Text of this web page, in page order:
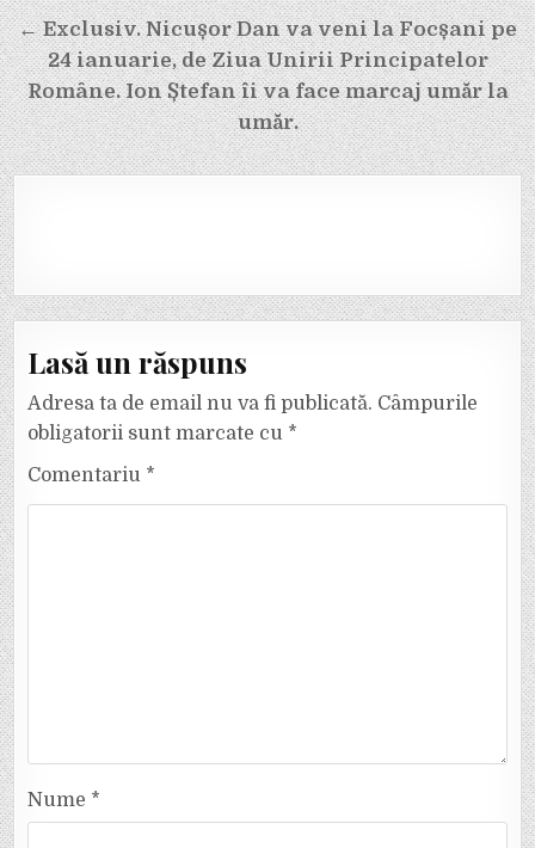
← Exclusiv. Nicușor Dan va veni la Focșani pe
24 ianuarie, de Ziua Unirii Principatelor
Române. Ion Ștefan îi va face marcaj umăr la
umăr.
Lasă un răspuns
Adresa ta de email nu va fi publicată. Câmpurile
obligatorii sunt marcate cu *
Comentariu *
Nume *